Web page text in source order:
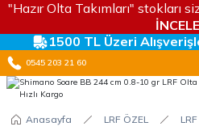
"Hazır Olta Takımları" stokları
1500 TL Üzeri
0545 203 21 60
Anasayfa LRF ÖZEL